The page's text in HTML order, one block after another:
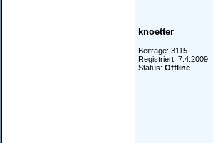
knoetter
Beiträge: 3115
Registriert: 7.4.2009
Status: Offline